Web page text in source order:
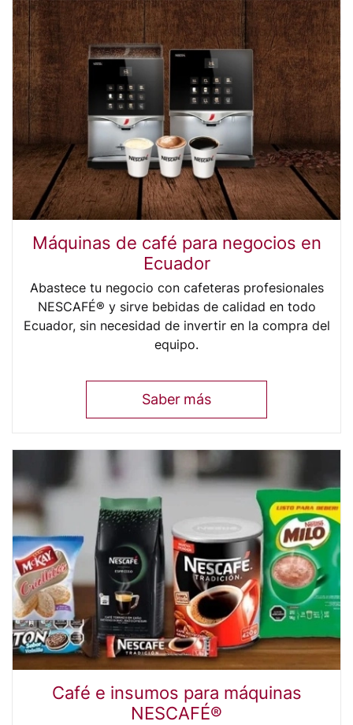
Máquinas de café para negocios en
Ecuador
Abastece tu negocio con cafeteras profesionales
NESCAFÉ® y sirve bebidas de calidad en todo
Ecuador, sin necesidad de invertir en la compra del
equipo.
Saber más
Café e insumos para máquinas
NESCAFÉ®